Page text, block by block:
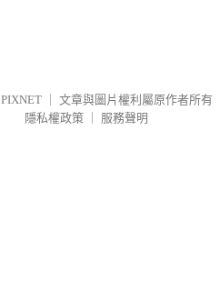
PIXNET
文章與圖片權利屬原作者所有
隱私權政策
服務聲明